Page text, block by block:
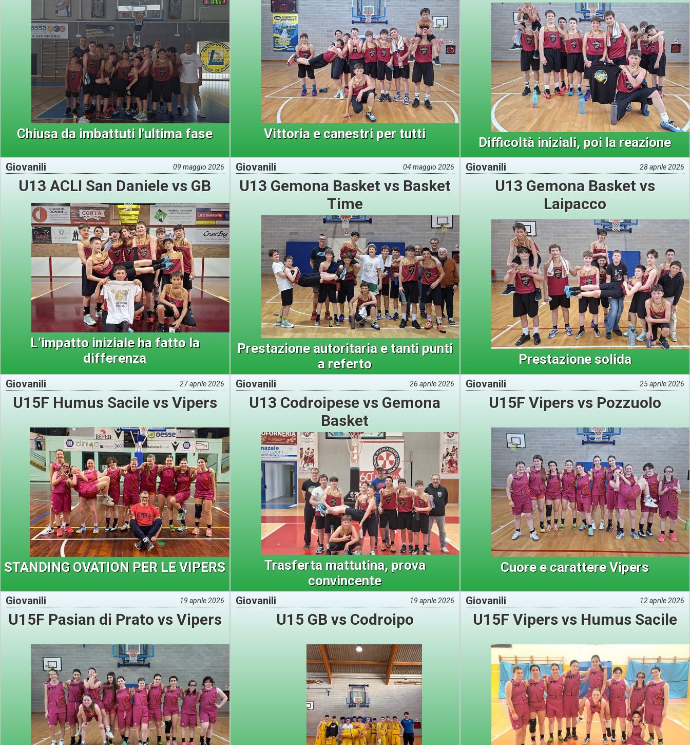
Chiusa da imbattuti l'ultima fase Vittoria e canestri per tutti
Difficoltà iniziali, poi la reazione
Giovanili 09 maggio 2026
U13 ACLI San Daniele vs GB
L’impatto iniziale ha fatto la
differenza
Giovanili 04 maggio 2026
U13 Gemona Basket vs Basket
Time
Prestazione autoritaria e tanti punti
a referto
Giovanili 28 aprile 2026
U13 Gemona Basket vs
Laipacco
Prestazione solida
Giovanili 27 aprile 2026
U15F Humus Sacile vs Vipers
STANDING OVATION PER LE VIPERS
Giovanili 26 aprile 2026
U13 Codroipese vs Gemona
Basket
Trasferta mattutina, prova
convincente
Giovanili 25 aprile 2026
U15F Vipers vs Pozzuolo
Cuore e carattere Vipers
Giovanili 19 aprile 2026
U15F Pasian di Prato vs Vipers
Giovanili 19 aprile 2026
U15 GB vs Codroipo
Giovanili 12 aprile 2026
U15F Vipers vs Humus Sacile